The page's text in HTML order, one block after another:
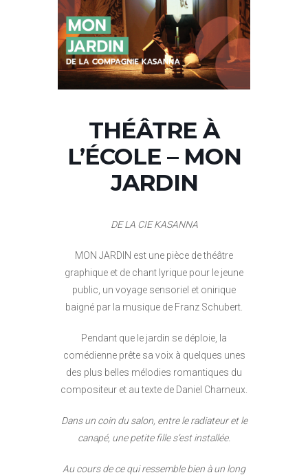
THÉÂTRE À
L’ÉCOLE – MON
JARDIN
DE LA CIE KASANNA
MON JARDIN est une pièce de théâtre
graphique et de chant lyrique pour le jeune
public, un voyage sensoriel et onirique
baigné par la musique de Franz Schubert.
Pendant que le jardin se déploie, la
comédienne prête sa voix à quelques unes
des plus belles mélodies romantiques du
compositeur et au texte de Daniel Charneux.
Dans un coin du salon, entre le radiateur et le
canapé, une petite fille s’est installée.
Au cours de ce qui ressemble bien à un long